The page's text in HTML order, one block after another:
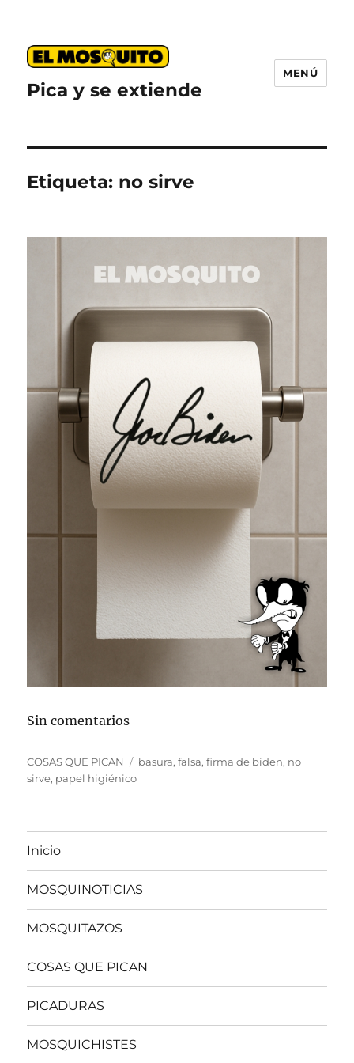
Pica y se extiende
MENÚ
Etiqueta: no sirve
Sin comentarios
Categorías
COSAS QUE PICAN Etiquetas
basura,falsa,firma de biden, no
sirve, papel higiénico
Inicio
MOSQUINOTICIAS
MOSQUITAZOS
COSAS QUE PICAN
PICADURAS
MOSQUICHISTES